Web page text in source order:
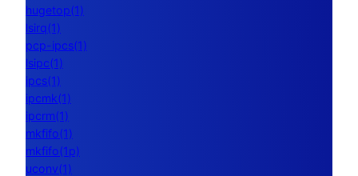
hugetop(1)
lsirq(1)
pcp-ipcs(1)
lsipc(1)
ipcs(1)
ipcmk(1)
ipcrm(1)
mkfifo(1)
mkfifo(1p)
uconv(1)